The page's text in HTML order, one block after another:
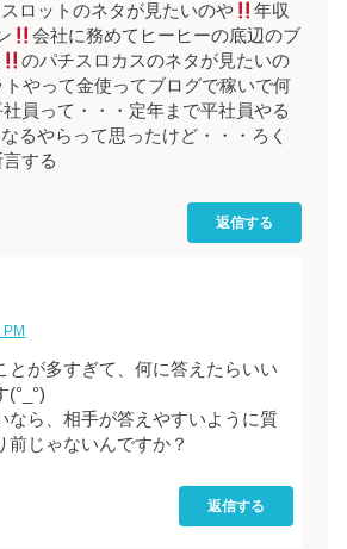
ロットのネタが見たいのや
年収
会社に務めてヒーヒーの底辺のブ
のパチスロカスのネタが見たいの
トやって金使ってブログで稼いで何
社員って・・・定年まで平社員やる
るやらって思ったけど・・・ろく
言する
返信する
とが多すぎて、何に答えたらいい
(°_°)
なら、相手が答えやすいように質
前じゃないんですか？
返信する